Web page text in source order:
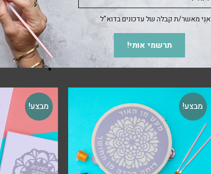
מוצרים
מבצע! מבצע!
אני מאשר/ת קבלה של עדכונים בדוא"ל
תרשמי אותי!